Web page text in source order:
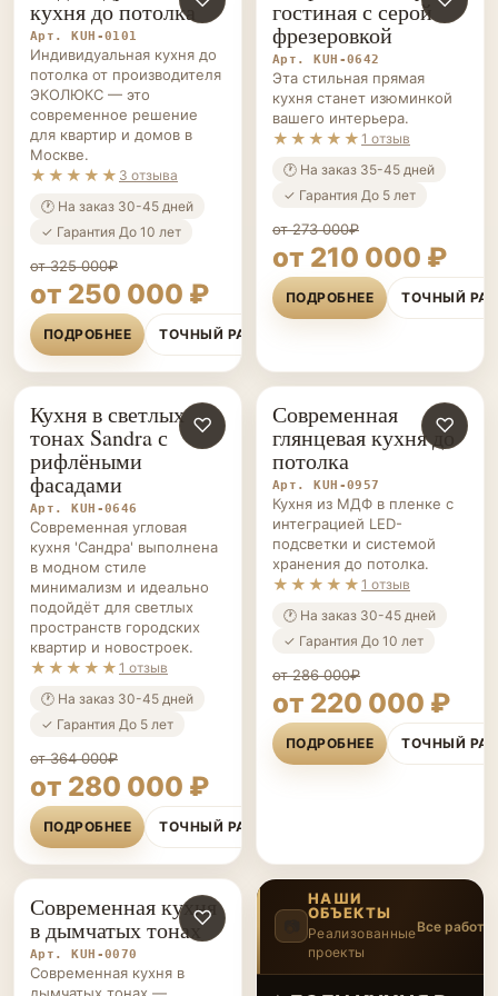
кухня до потолка
Арт. KUH-0101
Индивидуальная кухня до
потолка от производителя
ЭКОЛЮКС — это
современное решение
для квартир и домов в
Москве.
★★★★★ 3 отзыва
🕐 На заказ 30-45 дней
✓ Гарантия До 10 лет
от 325 000₽
от 250 000 ₽
ПОДРОБНЕЕ ТОЧНЫЙ РАСЧЁТ
гостиная с серой
фрезеровкой
Арт. KUH-0642
Эта стильная прямая
кухня станет изюминкой
вашего интерьера.
★★★★★ 1 отзыв
🕐 На заказ 35-45 дней
✓ Гарантия До 5 лет
от 273 000₽
от 210 000 ₽
ПОДРОБНЕЕ ТОЧНЫЙ
КУХНИ НА ЗАКАЗ ♡
Кухня в светлых
тонах Sandra с
рифлёными
фасадами
Арт. KUH-0646
Современная угловая
кухня 'Сандра' выполнена
в модном стиле
минимализм и идеально
подойдёт для светлых
пространств городских
квартир и новостроек.
★★★★★ 1 отзыв
🕐 На заказ 30-45 дней
✓ Гарантия До 5 лет
от 364 000₽
от 280 000 ₽
ПОДРОБНЕЕ ТОЧНЫЙ РАСЧЁТ
КУХНИ НА ЗАКАЗ ♡
Современная
глянцевая кухня до
потолка
Арт. KUH-0957
Кухня из МДФ в пленке с
интеграцией LED-
подсветки и системой
хранения до потолка.
★★★★★ 1 отзыв
🕐 На заказ 30-45 дней
✓ Гарантия До 10 лет
от 286 000₽
от 220 000 ₽
ПОДРОБНЕЕ ТОЧНЫЙ
КУХНИ НА ЗАКАЗ ♡
Современная кухня
в дымчатых тонах
Арт. KUH-0070
Современная кухня в
дымчатых тонах —
НАШИ
ОБЪЕКТЫ
Реализованные
проекты
Все
‹ ›